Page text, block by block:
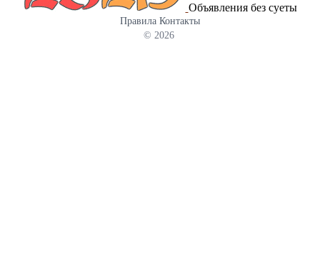
сельскохозяйственных животных — крупного и мелкого
рогатого скота, лошадей, свиней, а также птицы и даже рыбы.
Однако надо учитывать тот факт, что в фуражной кукурузе
Объявления без суеты
Правила Контакты
© 2026